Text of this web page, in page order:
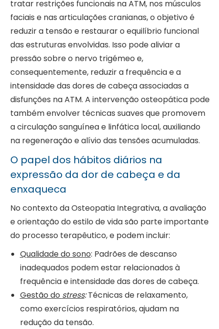
tratar restrições funcionais na ATM, nos músculos
faciais e nas articulações cranianas, o objetivo é
reduzir a tensão e restaurar o equilíbrio funcional
das estruturas envolvidas. Isso pode aliviar a
pressão sobre o nervo trigémeo e,
consequentemente, reduzir a frequência e a
intensidade das dores de cabeça associadas a
disfunções na ATM. A intervenção osteopática pode
também envolver técnicas suaves que promovem
a circulação sanguínea e linfática local, auxiliando
na regeneração e alívio das tensões acumuladas.
O papel dos hábitos diários na
expressão da dor de cabeça e da
enxaqueca
No contexto da Osteopatia Integrativa, a avaliação
e orientação do estilo de vida são parte importante
do processo terapêutico, e podem incluir:
Qualidade do sono: Padrões de descanso
inadequados podem estar relacionados à
frequência e intensidade das dores de cabeça.
Gestão do stress:Técnicas de relaxamento,
como exercícios respiratórios, ajudam na
redução da tensão.